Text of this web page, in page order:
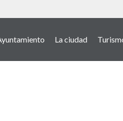
La ciudad